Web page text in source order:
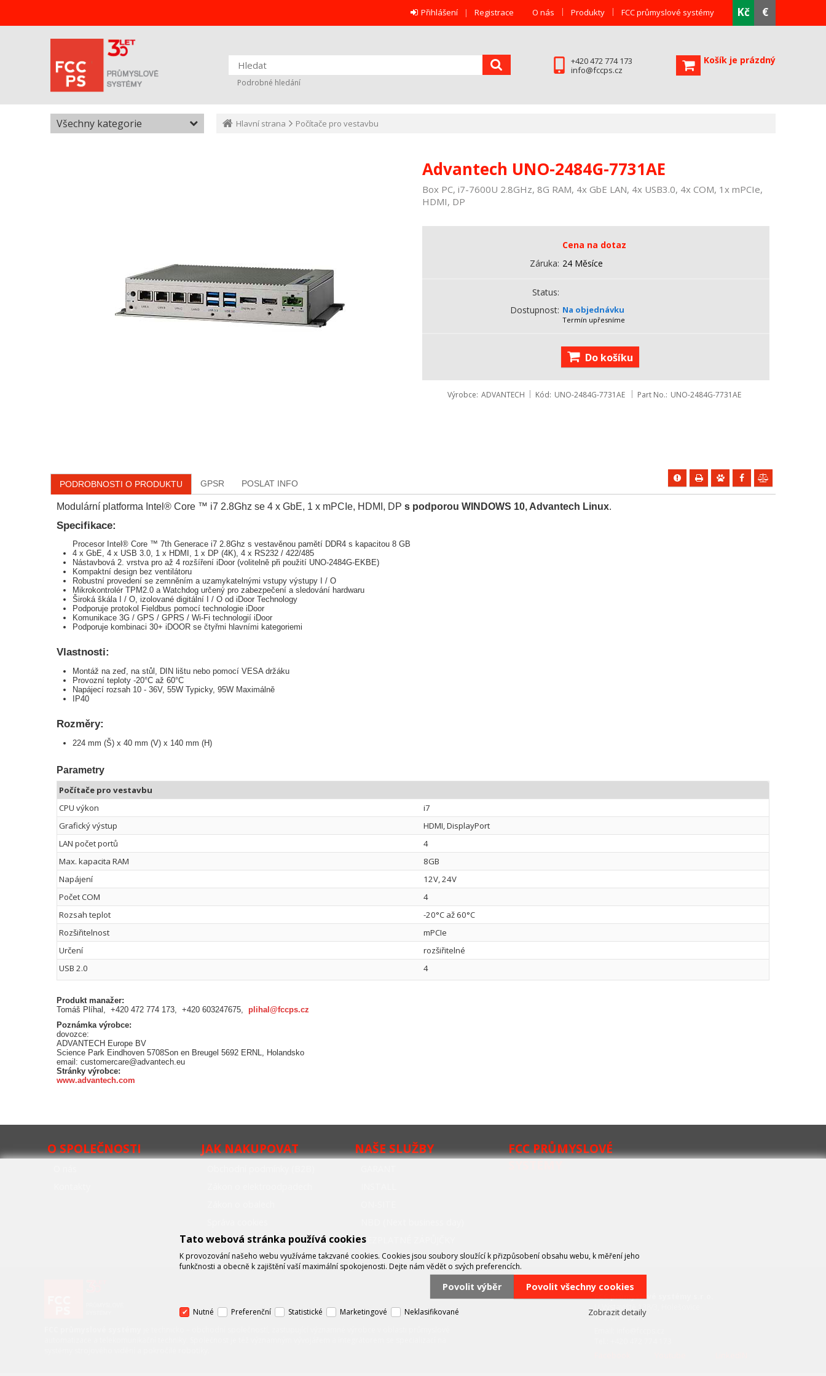
Kč €
O nás Produkty FCC průmyslové systémy
Přihlášení Registrace
Košík je prázdný
+420 472 774 173
info@fccps.cz
Podrobné hledání
Všechny kategorie Hlavní strana Počítače pro vestavbu
Advantech UNO-2484G-7731AE
Box PC, i7-7600U 2.8GHz, 8G RAM, 4x GbE LAN, 4x USB3.0, 4x COM, 1x mPCIe,
HDMI, DP
Cena na dotaz
Záruka 24 Měsíce
Status
Dostupnost Na objednávku
Termín upřesníme
Do košíku
Výrobce ADVANTECH Kód UNO-2484G-7731AE Part No. UNO-2484G-7731AE
PODROBNOSTI O PRODUKTU GPSR POSLAT INFO
Modulární platforma Intel® Core ™ i7 2.8Ghz se 4 x GbE, 1 x mPCIe, HDMI, DP s podporou WINDOWS 10, Advantech Linux.
Specifikace:
Procesor Intel® Core ™ 7th Generace i7 2.8Ghz s vestavěnou pamětí DDR4 s kapacitou 8 GB
4 x GbE, 4 x USB 3.0, 1 x HDMI, 1 x DP (4K), 4 x RS232 / 422/485
Nástavbová 2. vrstva pro až 4 rozšíření iDoor (volitelně při použití UNO-2484G-EKBE)
Kompaktní design bez ventilátoru
Robustní provedení se zemněním a uzamykatelnými vstupy výstupy I / O
Mikrokontrolér TPM2.0 a Watchdog určený pro zabezpečení a sledování hardwaru
Široká škála I / O, izolované digitální I / O od iDoor Technology
Podporuje protokol Fieldbus pomocí technologie iDoor
Komunikace 3G / GPS / GPRS / Wi-Fi technologií iDoor
Podporuje kombinaci 30+ iDOOR se čtyřmi hlavními kategoriemi
Vlastnosti:
Montáž na zeď, na stůl, DIN lištu nebo pomocí VESA držáku
Provozní teploty -20°C až 60°C
Napájecí rozsah 10 - 36V, 55W Typicky, 95W Maximálně
IP40
Rozměry:
224 mm (Š) x 40 mm (V) x 140 mm (H)
Parametry
Počítače pro vestavbu
CPU výkon
i7
Grafický výstup
HDMI, DisplayPort
LAN počet portů
4
Max. kapacita RAM
8GB
Napájení
12V, 24V
Počet COM
4
Rozsah teplot
-20°C až 60°C
Rozšiřitelnost
mPCIe
Určení
rozšiřitelné
USB 2.0
4
Produkt manažer:
Tomáš Plíhal, +420 472 774 173, +420 603247675, plihal@fccps.cz
Poznámka výrobce:
dovozce:
ADVANTECH Europe BV
Science Park Eindhoven 5708Son en Breugel 5692 ERNL, Holandsko
email: customercare@advantech.eu
Stránky výrobce:
www.advantech.com
O SPOLEČNOSTI JAK NAKUPOVAT NAŠE SLUŽBY
BEZPLATNÉ ZÁPŮJČKY
FCC PRŮMYSLOVÉ
KONTAKT
FCC průmyslové systémy s.r.o.
U Výstaviště 138/3, Holešovice
170 00 Praha 7
Tato webová stránka používá cookies
K provozování našeho webu využíváme takzvané cookies. Cookies jsou soubory sloužící k přizpůsobení obsahu webu, k měření jeho
funkčnosti a obecně k zajištění vaší maximální spokojenosti. Dejte nám vědět o svých preferencích.
Povolit výběr Povolit všechny cookies
Nutné Preferenční Statistické Marketingové Neklasifikované Zobrazit detaily